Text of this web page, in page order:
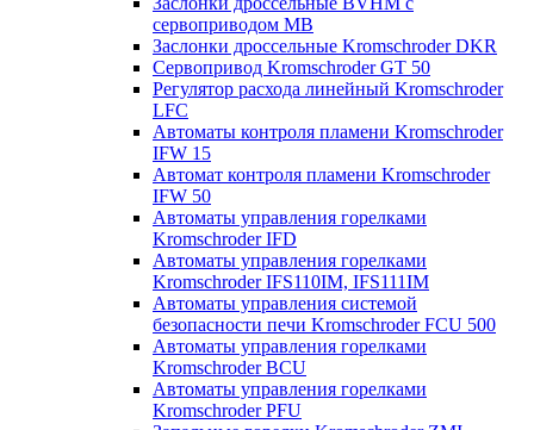
сервоприводом МВ
Заслонки дроссельные Kromschroder DKR
Cервопривод Kromschroder GT 50
Регулятор расхода линейный Kromschroder
LFC
Автоматы контроля пламени Kromschroder
IFW 15
Автомат контроля пламени Kromschroder
IFW 50
Автоматы управления горелками
Kromschroder IFD
Автоматы управления горелками
Kromschroder IFS110IM, IFS111IM
Автоматы управления системой
безопасности печи Kromschroder FCU 500
Автоматы управления горелками
Kromschroder BCU
Автоматы управления горелками
Kromschroder PFU